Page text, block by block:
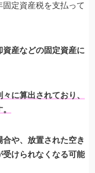
定資産税を支払って
資産などの固定資産に
に算出されており、
や、放置された空き
けられなくなる可能